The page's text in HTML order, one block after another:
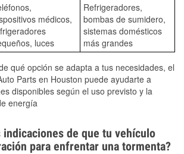
médicos,
luces
Refrigeradores,
bombas de sumidero,
sistemas domésticos
más grandes
qué opción se adapta a tus necesidades, el
Parts en Houston puede ayudarte a
disponibles según el uso previsto y la
energía
indicaciones de que tu vehículo
para enfrentar una tormenta?